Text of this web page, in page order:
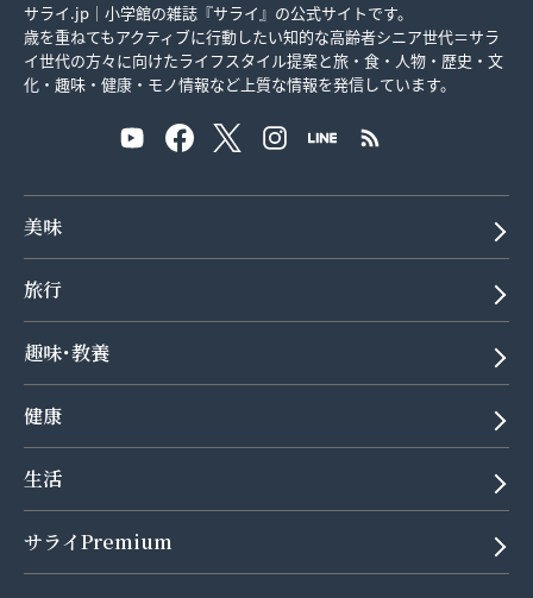
サライ.jp｜小学館の雑誌『サライ』の公式サイトです。
歳を重ねてもアクティブに行動したい知的な高齢者シニア世代＝サラ
イ世代の方々に向けたライフスタイル提案と旅・食・人物・歴史・文
化・趣味・健康・モノ情報など上質な情報を発信しています。
美味
旅行
趣味･教養
健康
生活
サライPremium